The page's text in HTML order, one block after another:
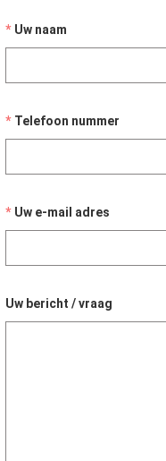
Uw naam
Telefoon nummer
Uw e-mail adres
Uw bericht / vraag